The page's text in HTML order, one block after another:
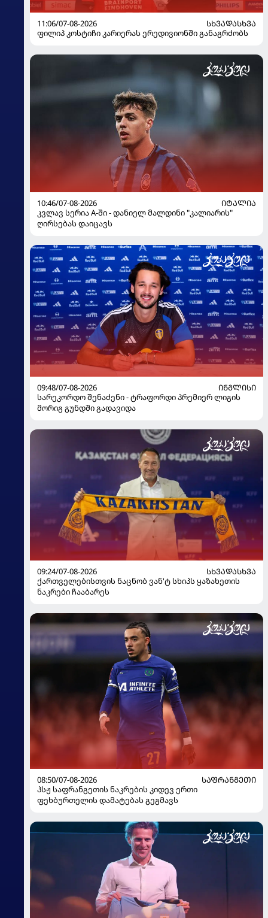
11:06/07-08-2026
ᲡᲮᲕᲐᲓᲐᲡᲮᲕᲐ
ფილიპ კოსტიჩი კარიერას ერედივიონში განაგრძობს
10:46/07-08-2026
ᲘᲢᲐᲚᲘᲐ
კვლავ სერია A-ში - დანიელ მალდინი "კალიარის"
ღირსებას დაიცავს
09:48/07-08-2026
ᲘᲜᲒᲚᲘᲡᲘ
სარეკორდო შენაძენი - ტრაფორდი პრემიერ ლიგის
მორიგ გუნდში გადავიდა
09:24/07-08-2026
ᲡᲮᲕᲐᲓᲐᲡᲮᲕᲐ
ქართველებისთვის ნაცნობ ვან'ტ სხიპს ყაზახეთის
ნაკრები ჩააბარეს
08:50/07-08-2026
ᲡᲐᲤᲠᲐᲜᲒᲔᲗᲘ
პსჟ საფრანგეთის ნაკრების კიდევ ერთი
ფეხბურთელის დამატებას გეგმავს